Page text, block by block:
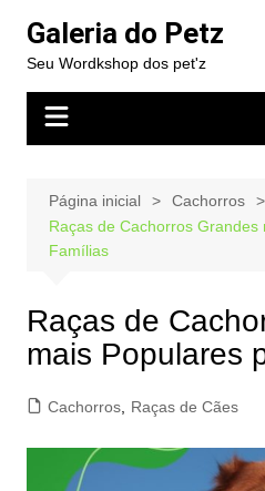
para
conteúdo
Galeria do Petz
Seu Wordkshop dos pet'z
Página inicial Cachorros
Raças de Cachorros Grandes
Famílias
Raças de
mais Populares
Cachorros, Raças de Cães